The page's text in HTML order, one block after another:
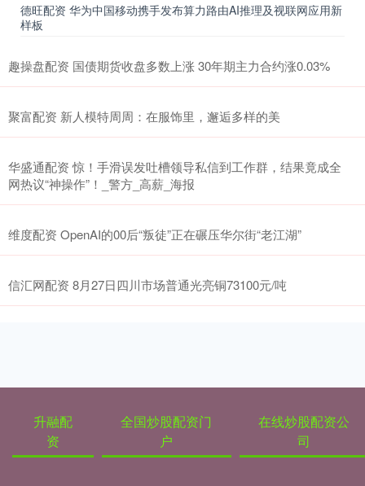
德旺配资 华为中国移动携手发布算力路由AI推理及视联网应用新
样板
趣操盘配资 国债期货收盘多数上涨 30年期主力合约涨0.03%
聚富配资 新人模特周周：在服饰里，邂逅多样的美
华盛通配资 惊！手滑误发吐槽领导私信到工作群，结果竟成全
网热议“神操作”！_警方_高薪_海报
维度配资 OpenAI的00后“叛徒”正在碾压华尔街“老江湖”
信汇网配资 8月27日四川市场普通光亮铜73100元/吨
升融配
资
全国炒股配资门
户
在线炒股配资公
司